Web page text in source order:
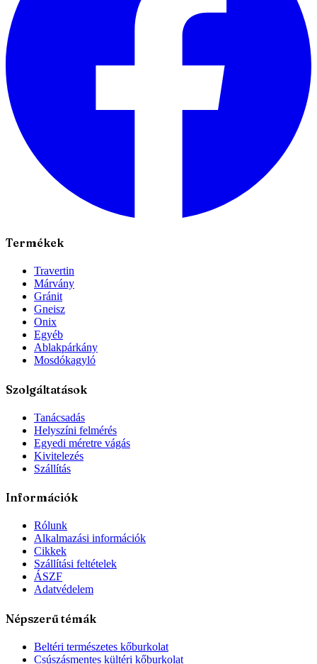
Termékek
Travertin
Márvány
Gránit
Gneisz
Onix
Egyéb
Ablakpárkány
Mosdókagyló
Szolgáltatások
Tanácsadás
Helyszíni felmérés
Egyedi méretre vágás
Kivitelezés
Szállítás
Információk
Rólunk
Alkalmazási információk
Cikkek
Szállítási feltételek
ÁSZF
Adatvédelem
Népszerű témák
Beltéri természetes kőburkolat
Csúszásmentes kültéri kőburkolat